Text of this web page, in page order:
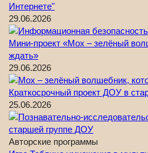
Интернете"
29.06.2026
Мини-проект «Мох – зелёный
ждать»
29.06.2026
Краткосрочный проект ДОУ в
25.06.2026
Авторские программы